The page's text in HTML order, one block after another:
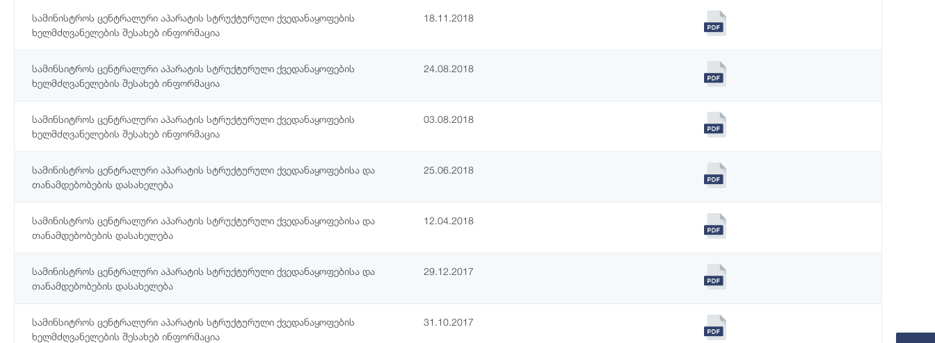
სამინისტროს ცენტრალური აპარატის სტრუქტურული ქვედანაყოფების
ხელმძღვანელების შესახებ ინფორმაცია
18.11.2018
სამინსიტროს ცენტრალური აპარატის სტრუქტურული ქვედანაყოფების
ხელმძღვანელების შესახებ ინფორმაცია
24.08.2018
სამინსიტროს ცენტრალური აპარატის სტრუქტურული ქვედანაყოფების
ხელმძღვანელების შესახებ ინფორმაცია
03.08.2018
სამინისტროს ცენტრალური აპარატის სტრუქტურული ქვედანაყოფებისა და
თანამდებობების დასახელება
25.06.2018
სამინისტროს ცენტრალური აპარატის სტრუქტურული ქვედანაყოფებისა და
თანამდებობების დასახელება
12.04.2018
სამინისტროს ცენტრალური აპარატის სტრუქტურული ქვედანაყოფებისა და
თანამდებობების დასახელება
29.12.2017
სამინსიტროს ცენტრალური აპარატის სტრუქტურული ქვედანაყოფების
ხელმძღვანელების შესახებ ინფორმაცია
31.10.2017